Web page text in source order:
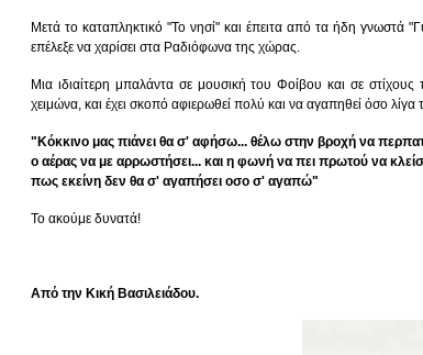
Μετά το καταπληκτικό "Το νησί" και έπειτα από τα ήδη γνωστά
επέλεξε να χαρίσει στα Ραδιόφωνα της χώρας.
Μια ιδιαίτερη μπαλάντα σε μουσική του Φοίβου και σε στίχους
χειμώνα, και έχει σκοπό αφιερωθεί πολύ και να αγαπηθεί όσο
"Κόκκινο μας πιάνει θα σ' αφήσω... θέλω στην βροχή να
ο αέρας να με αρρωστήσει... και η φωνή να πει πρωτού να
πως εκείνη δεν θα σ' αγαπήσει οσο σ' αγαπώ"
Το ακούμε δυνατά!
Από την Κική Βασιλειάδου.